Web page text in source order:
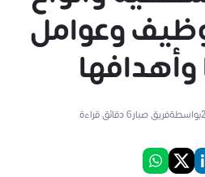
وعوامل
وأهدافها
بواسطةفريق صبار6دقائق قراءة